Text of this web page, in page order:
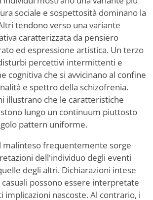
sociale e sospettosità dominano la
tendono verso una variante
caratterizzata da pensiero
ed espressione artistica. Un terzo
percettivi intermittenti e
cognitiva che si avvicinano al confine
e spettro della schizofrenia.
illustrano che le caratteristiche
lungo un continuum piuttosto
pattern uniforme.
malinteso frequentemente sorge
dell'individuo degli eventi
degli altri. Dichiarazioni intese
possono essere interpretate
implicazioni nascoste. Al contrario, i